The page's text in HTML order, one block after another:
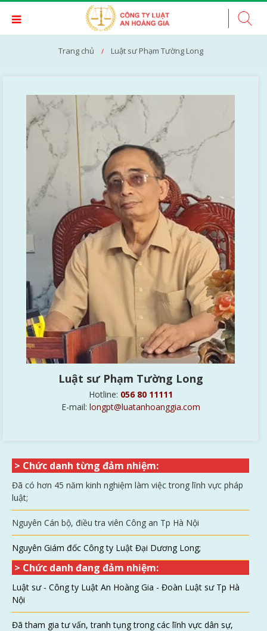
Trang chủ Luật sư Phạm Tường Long
Luật sư Phạm Tường Long
Hotline: 056 80 11111
E-mail: longpt@luatanhoanggia.com
> Chức danh từng đảm nhiệm:
Đã có hơn 45 năm kinh nghiệm làm việc trong lĩnh vực pháp
luật;
Nguyên Cán bộ, điều tra viên Công an Tp Hà Nội
Nguyên Giám đốc Công ty Luật Đại Dương Long;
> Chức danh đang đảm nhiệm:
Luật sư - Công ty Luật An Hoàng Gia - Đoàn Luật sư Tp Hà
Nội
Đã tham gia tư vấn, tranh tụng trong các lĩnh vực dân sự,